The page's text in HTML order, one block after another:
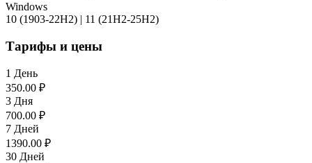
Windows
10 (1903-22H2) | 11 (21H2-25H2)
Тарифы и цены
1 День
350.00 ₽
3 Дня
700.00 ₽
7 Дней
1390.00 ₽
30 Дней